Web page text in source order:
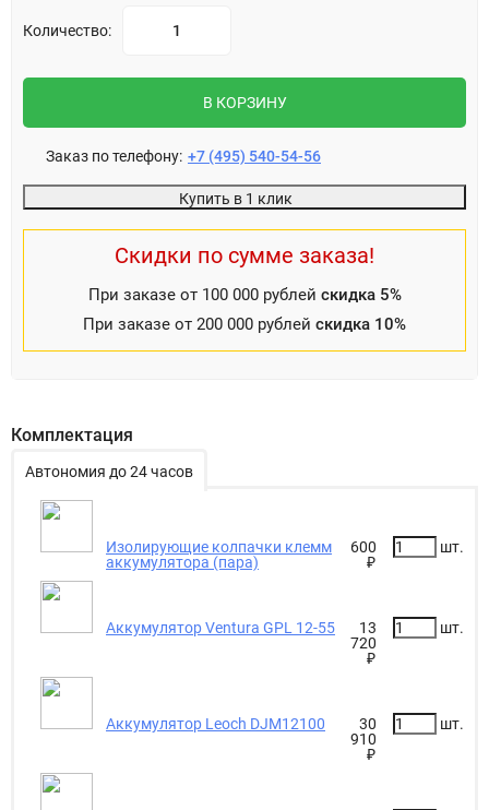
Количество:
В КОРЗИНУ
Заказ по телефону: +7 (495) 540-54-56
Купить в 1 клик
Скидки по сумме заказа!
При заказе от 100 000 рублей скидка 5%
При заказе от 200 000 рублей скидка 10%
Комплектация
Автономия до 24 часов
Изолирующие колпачки клемм
аккумулятора (пара)
600
₽
шт.
Аккумулятор Ventura GPL 12-55
13
720
₽
шт.
Аккумулятор Leoch DJM12100
30
910
₽
шт.